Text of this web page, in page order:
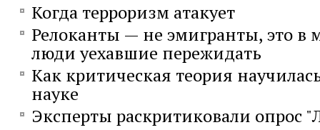
Когда терроризм атакует
Релоканты — не эмигранты, это в
люди уехавшие пережидать
Как критическая теория
науке
Эксперты раскритиковали опрос